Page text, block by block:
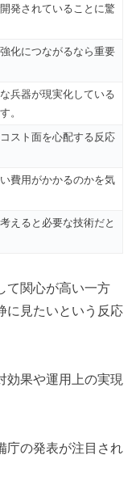
発されていることに驚
化につながるなら重要
兵器が現実化している
。
スト面を心配する反応
費用がかかるのかを気
えると必要な技術だと
て関心が高い一方
に見たいという反応
効果や運用上の実現
庁の発表が注目され